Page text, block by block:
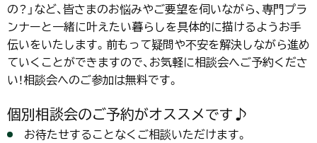
の？」など、皆さまのお悩みやご要望を伺いながら、専門プラ
ンナーと一緒に叶えたい暮らしを具体的に描けるようお手
伝いをいたします。前もって疑問や不安を解決しながら進め
ていくことができますので、お気軽に相談会へご予約くださ
い！相談会へのご参加は無料です。
個別相談会のご予約がオススメです♪
お待たせすることなくご相談いただけます。